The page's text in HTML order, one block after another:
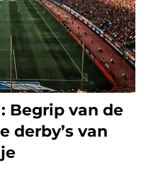
Begrip van de
derby’s van